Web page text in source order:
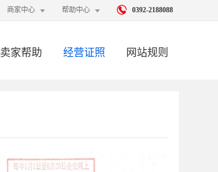
商家中心  帮助中心   0392-2188088
卖家帮助 经营证照 网站规则